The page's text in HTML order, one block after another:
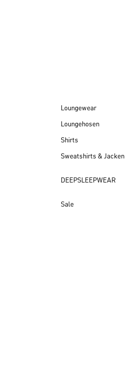
Loungewear
Loungehosen
Shirts
Sweatshirts & Jacken
DEEPSLEEPWEAR
Sale